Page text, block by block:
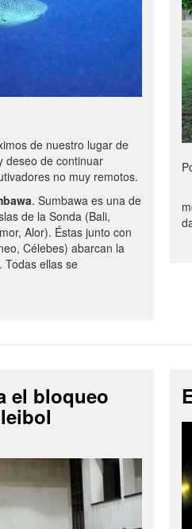
de nuestro lugar de
deseo de continuar
no muy remotos.
. Sumbawa es una de
de la Sonda (Bali,
Alor). Éstas junto con
Célebes) abarcan la
Todas ellas se
el bloqueo